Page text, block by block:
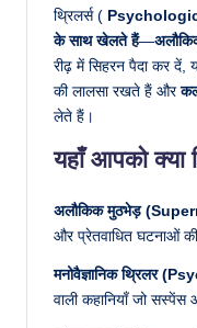
थ्रिलर्स (
के साथ खेलते हैं—
रीढ़ में सिहरन पैदा कर
की लालसा रखते हैं और
लेते हैं।
यहाँ आपको क्या
अलौकिक मुठभेड़
और प्रेतवाधित घटनाओं की
मनोवैज्ञानिक थ्रिलर
वाली कहानियाँ जो सस्पेंस